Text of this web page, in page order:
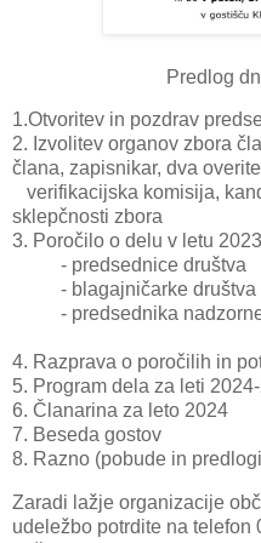
Predlog
1.Otvoritev in pozdrav
2. Izvolitev organov zbora
člana, zapisnikar, dva
verifikacijska komisija,
sklepčnosti zbora
3. Poročilo o delu v letu
- predsednice društva
- blagajničarke društva
- predsednika
4. Razprava o poročilih in
5. Program dela za leti
6. Članarina za leto 2024
7. Beseda gostov
8. Razno (pobude in
Zaradi lažje organizacije
udeležbo potrdite na telefon